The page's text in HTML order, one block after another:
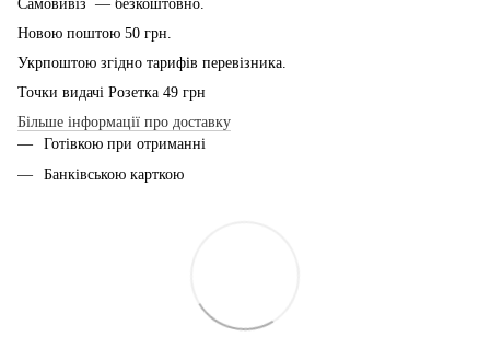
Самовивіз — безкоштовно.
Новою поштою 50 грн.
Укрпоштою згідно тарифів перевізника.
Точки видачі Розетка 49 грн
Більше інформації про доставку
Готівкою при отриманні
Банківською карткою